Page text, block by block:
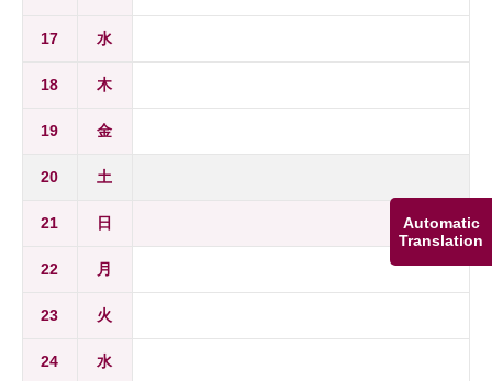
Automatic
Translation
17 水
18 木
19 金
20 土
21 日
22 月
23 火
24 水